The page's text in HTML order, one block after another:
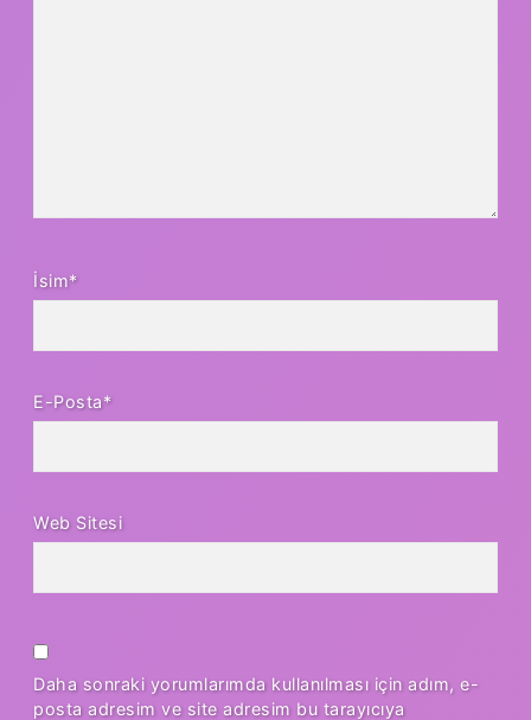
İsim*
E-Posta*
Web Sitesi
Daha sonraki yorumlarımda kullanılması için adım, e-
posta adresim ve site adresim bu tarayıcıya